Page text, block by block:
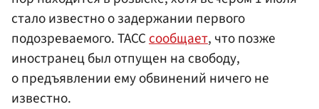
стало известно о задержании первого
подозреваемого. ТАССсообщает, что позже
иностранец был отпущен на свободу,
о предъявлении ему обвинений ничего не
известно.